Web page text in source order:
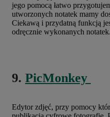
jego pomocą łatwo
utworzonych notatek mamy
Ciekawą i przydatną funkcją
odręcznie wykonanych notatek.
9. PicMonkey
Edytor zdjęć, przy pomocy